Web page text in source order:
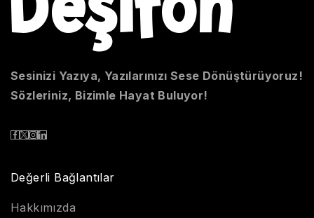
Sesinizi Yazıya, Yazılarınızı Sese Dönüştürüyoruz!
Sözleriniz, Bizimle Hayat Buluyor!
Değerli Bağlantılar
Hakkımızda